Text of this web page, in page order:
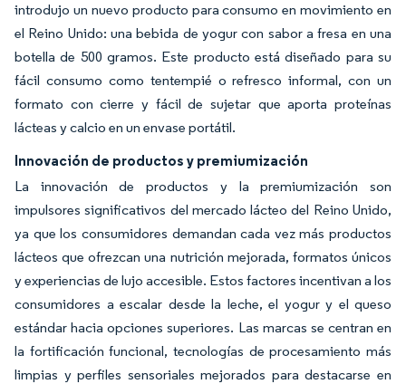
introdujo un nuevo producto para consumo en movimiento en
el Reino Unido: una bebida de yogur con sabor a fresa en una
botella de 500 gramos. Este producto está diseñado para su
fácil consumo como tentempié o refresco informal, con un
formato con cierre y fácil de sujetar que aporta proteínas
lácteas y calcio en un envase portátil.
Innovación de productos y premiumización
La innovación de productos y la premiumización son
impulsores significativos del mercado lácteo del Reino Unido,
ya que los consumidores demandan cada vez más productos
lácteos que ofrezcan una nutrición mejorada, formatos únicos
y experiencias de lujo accesible. Estos factores incentivan a los
consumidores a escalar desde la leche, el yogur y el queso
estándar hacia opciones superiores. Las marcas se centran en
la fortificación funcional, tecnologías de procesamiento más
limpias y perfiles sensoriales mejorados para destacarse en